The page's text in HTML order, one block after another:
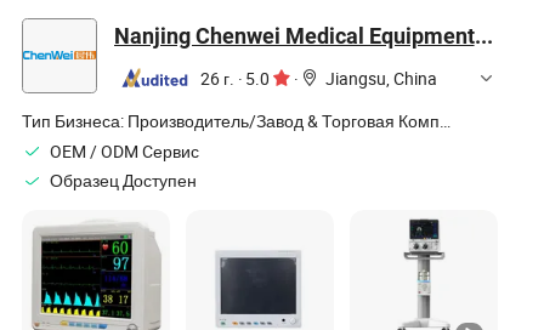
Nanjing Chenwei Medical Equipment Co., Ltd.
26 г. · 5.0 ·
Jiangsu, China
Тип Бизнеса:
Производитель/Завод & Торговая Компания
OEM / ODM Cервис
Образец Доступен